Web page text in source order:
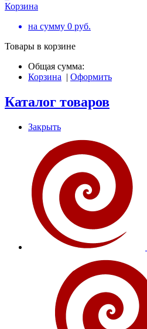
Корзина
на сумму 0 руб.
Товары в корзине
Общая сумма:
Корзина | Оформить
Каталог товаров
Закрыть